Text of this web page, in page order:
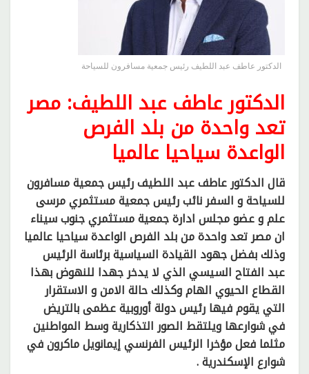
الدكتور عاطف عبد اللطيف رئيس جمعية مسافرون للسياحة
الدكتور عاطف عبد اللطيف: مصر
تعد واحدة من بلد الفرص
الواعدة سياحيا عالميا
قال الدكتور عاطف عبد اللطيف رئيس جمعية مسافرون
للسياحة و السفر نائب رئيس جمعية مستثمري مرسى
علم و عضو مجلس ادارة جمعية مستثمري جنوب سيناء
ان مصر تعد واحدة من بلد الفرص الواعدة سياحيا عالميا
وذلك بفضل جهود القيادة السياسية برئاسة الرئيس
عبد الفتاح السيسي الذي لا يدخر جهدا للنهوض بهذا
القطاع الحيوي الهام وكذلك حالة الامن و الاستقرار
التي يقوم فيها رئيس دولة أوروبية عظمى بالتريض
في شوارعها ويلتقط الصور التذكارية وسط المواطنين
مثلما فعل مؤخرا الرئيس الفرنسي إيمانويل ماكرون في
شوارع الإسكندرية .